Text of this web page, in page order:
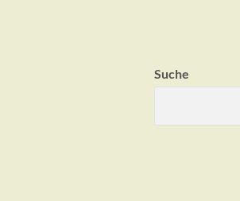
Suche